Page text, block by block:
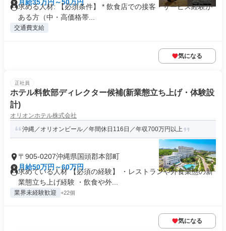
月給35万円～50万円
求める人材: 【必須条件】 * 飲食店での接客・サービス経験が
ある方（中・高価格帯...
交通費支給
気になる
正社員
ホテル料飲部ディレクター候補(新業態立ち上げ・体験設
計)
オリオンホテル株式会社
沖縄／オリオンビール／年間休日116日／年収700万円以上
〒905-0207沖縄県国頭郡本部町
月給50万円～60万円
求めている人材 【必須の経験】 ・レストランや外食業態の新
業態立ち上げ経験 ・飲食や外...
業界未経験歓迎 +22個
気になる